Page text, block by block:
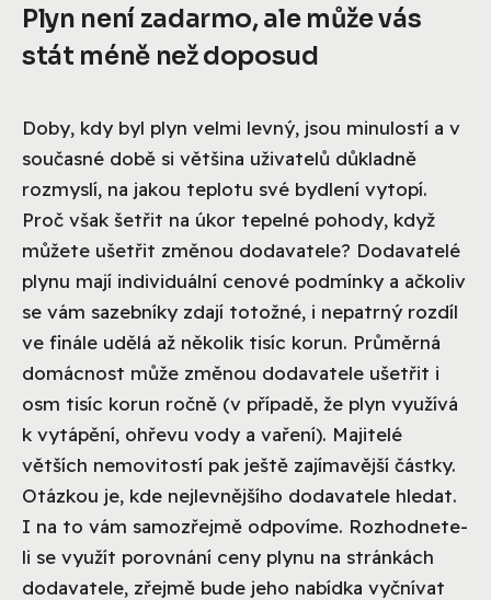
Plyn není zadarmo, ale může vás
stát méně než doposud
Doby, kdy byl plyn velmi levný, jsou minulostí a v
současné době si většina uživatelů důkladně
rozmyslí, na jakou teplotu své bydlení vytopí.
Proč však šetřit na úkor tepelné pohody, když
můžete ušetřit změnou dodavatele? Dodavatelé
plynu mají individuální cenové podmínky a ačkoliv
se vám sazebníky zdají totožné, i nepatrný rozdíl
ve finále udělá až několik tisíc korun. Průměrná
domácnost může změnou dodavatele ušetřit i
osm tisíc korun ročně (v případě, že plyn využívá
k vytápění, ohřevu vody a vaření). Majitelé
větších nemovitostí pak ještě zajímavější částky.
Otázkou je, kde nejlevnějšího dodavatele hledat.
I na to vám samozřejmě odpovíme. Rozhodnete-
li se využít porovnání ceny plynu na stránkách
dodavatele, zřejmě bude jeho nabídka vyčnívat